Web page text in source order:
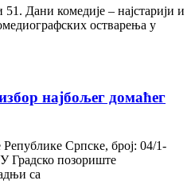
Дани комедије – најстарији и
остварења у
најбољег домаћег
Српске, број: 04/1-
Градско позориште
са